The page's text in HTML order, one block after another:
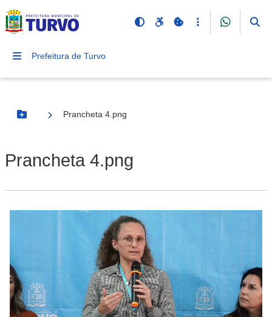
Prefeitura de Turvo
Botão Menu
Prancheta 4.png
Prancheta 4.png